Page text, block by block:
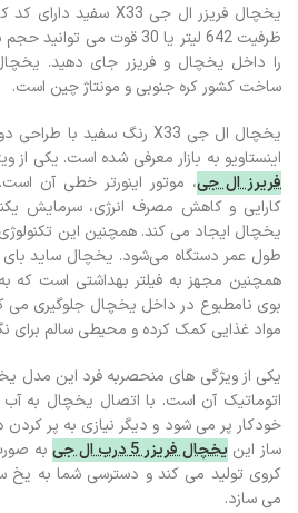
ظرفیت 642 لیتر یا 30 قوت می
ساخت کشور کره جنوبی و مونتاژ چین است.
اینستاویو به بازار معرفی شده است. یکی از
فریرز ال جی، موتور اینورتر خطی آن
کارایی و کاهش مصرف انرژی، سرمایش
یخچال ایجاد می‌ کند. همچنین این
همچنین مجهز به فیلتر بهداشتی است که
بوی نامطبوع در داخل یخچال جلوگیری می‌
مواد غذایی کمک کرده و محیطی سالم‌ برای
یکی از ویژگی‌ های منحصربه‌ فرد این مدل
اتوماتیک آن است. با اتصال یخچال به
خودکار پر می‌ شود و دیگر نیازی به پر
ساز این یخچال فریزر 5 درب ال جی
به
کروی تولید می‌ کند و دسترسی شما به یخ
می‌ سازد.